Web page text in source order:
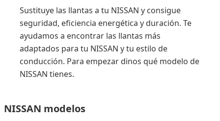
Sustituye las llantas a tu NISSAN y consigue
seguridad, eficiencia energética y duración. Te
ayudamos a encontrar las llantas más
adaptados para tu NISSAN y tu estilo de
conducción. Para empezar dinos qué modelo de
NISSAN tienes.
NISSAN modelos